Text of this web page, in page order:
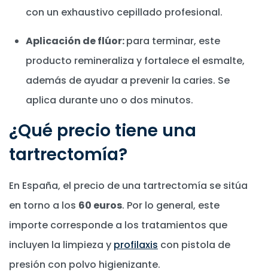
con un exhaustivo cepillado profesional.
Aplicación de flúor:para terminar, este
producto remineraliza y fortalece el esmalte,
además de ayudar a prevenir la caries. Se
aplica durante uno o dos minutos.
¿Qué precio tiene una
tartrectomía?
En España, el precio de una tartrectomía se sitúa
en torno a los 60 euros. Por lo general, este
importe corresponde a los tratamientos que
incluyen la limpieza y profilaxis con pistola de
presión con polvo higienizante.